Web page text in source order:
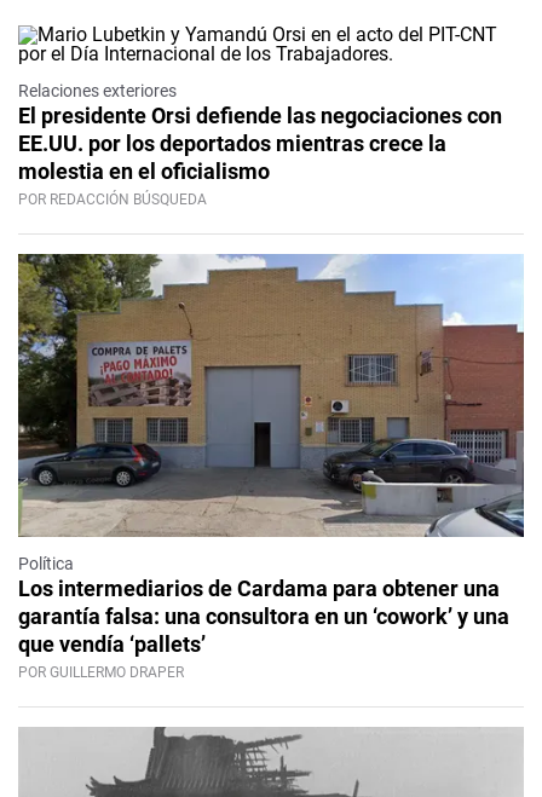
Relaciones exteriores
El presidente Orsi defiende las negociaciones con
EE.UU. por los deportados mientras crece la
molestia en el oficialismo
POR REDACCIÓN BÚSQUEDA
Política
Los intermediarios de Cardama para obtener una
garantía falsa: una consultora en un ‘cowork’ y una
que vendía ‘pallets’
POR GUILLERMO DRAPER